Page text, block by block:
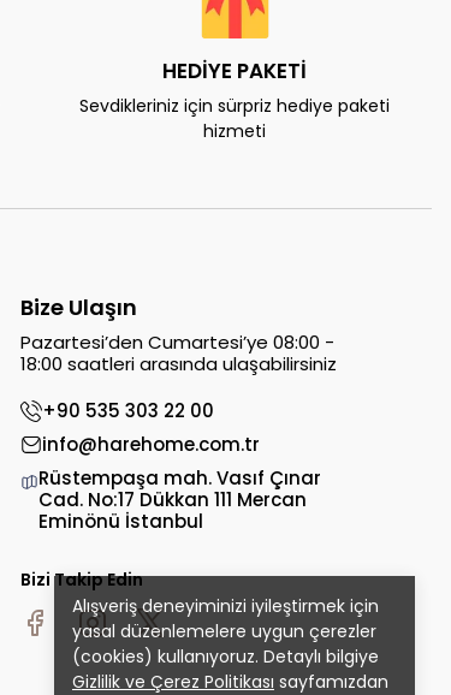
Alışveriş deneyiminizi iyileştirmek için
yasal düzenlemelere uygun çerezler
(cookies) kullanıyoruz. Detaylı bilgiye
Gizlilik ve Çerez Politikası sayfamızdan
HEDİYE PAKETİ
Sevdikleriniz için sürpriz hediye paketi
hizmeti
Bize Ulaşın
Pazartesi’den Cumartesi’ye 08:00 -
18:00 saatleri arasında ulaşabilirsiniz
+90 535 303 22 00
info@harehome.com.tr
Rüstempaşa mah. Vasıf Çınar
Cad. No:17 Dükkan 111 Mercan
Eminönü İstanbul
Bizi Takip Edin